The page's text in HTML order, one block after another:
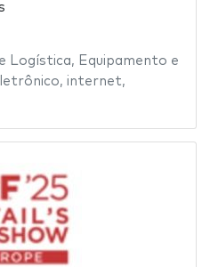
Logística, Equipamento e
, internet,